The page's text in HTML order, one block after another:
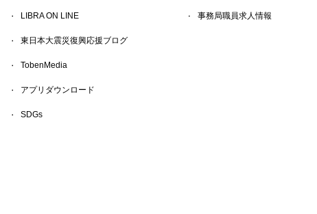
LIBRA ON LINE
東日本大震災復興応援ブログ
TobenMedia
アプリダウンロード
SDGs
事務局職員求人情報